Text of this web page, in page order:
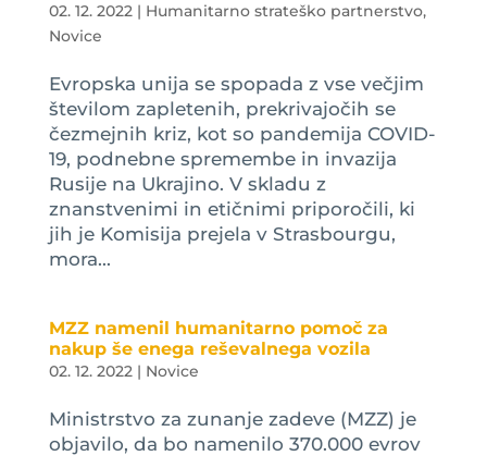
02. 12. 2022| Humanitarno strateško partnerstvo,
Novice
Evropska unija se spopada z vse večjim
številom zapletenih, prekrivajočih se
čezmejnih kriz, kot so pandemija COVID-
19, podnebne spremembe in invazija
Rusije na Ukrajino. V skladu z
znanstvenimi in etičnimi priporočili, ki
jih je Komisija prejela v Strasbourgu,
mora...
MZZ namenil humanitarno pomoč za
nakup še enega reševalnega vozila
02. 12. 2022| Novice
Ministrstvo za zunanje zadeve (MZZ) je
objavilo, da bo namenilo 370.000 evrov